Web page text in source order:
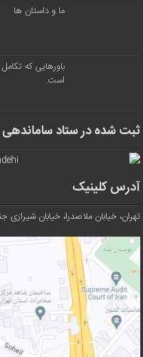
ما و داستان ها
باورهایی که
است.
ثبت شده در ستاد ساماندهی
آدرس کلینیک
تهران، خیابان ملاصدرا، خیابان شیرازی